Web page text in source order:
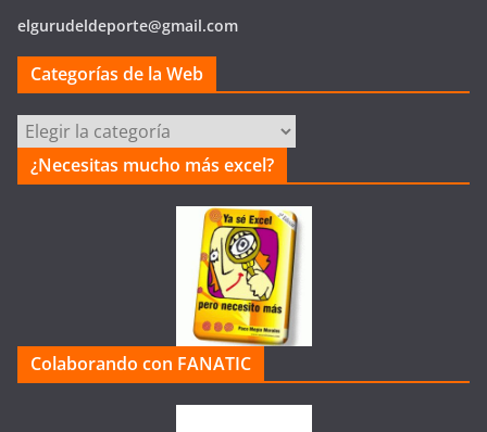
elgurudeldeporte@gmail.com
Categorías de la Web
Categorías
la
¿Necesitas mucho más excel?
Colaborando con FANATIC